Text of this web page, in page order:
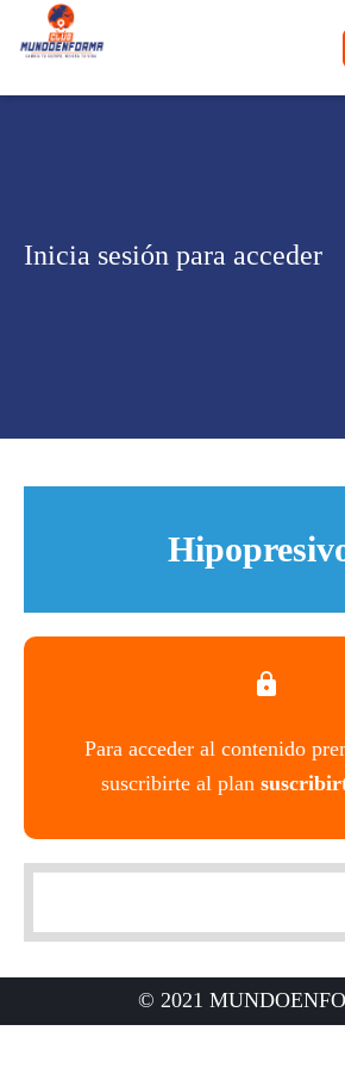
Inicia sesión para acceder
Para acceder al contenido
suscribirte al plan
© 2021